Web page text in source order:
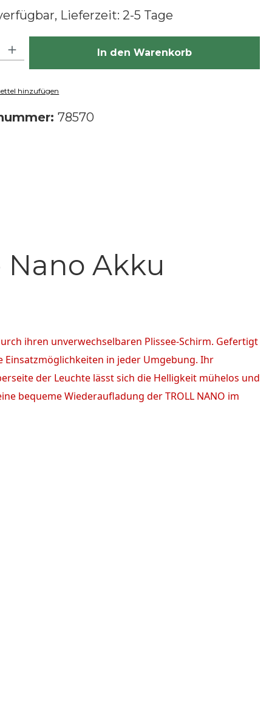
Lieferzeit: 2-5 Tage
Gib den gewünschten Wert ein oder benutze die
In den Warenkorb
hinzufügen
78570
Akku
ihren unverwechselbaren Plissee-Schirm. Gefertigt
Einsatzmöglichkeiten in jeder Umgebung. Ihr
der Leuchte lässt sich die Helligkeit mühelos und
bequeme Wiederaufladung der TROLL NANO im